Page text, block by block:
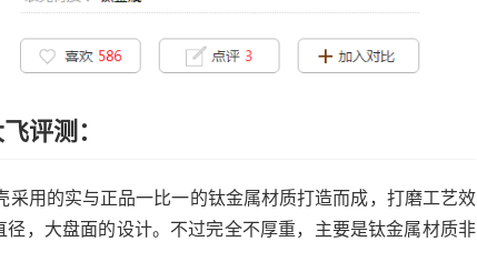
评测：
用的实与正品一比一的钛金属材质打造而成，打磨工艺效
，大盘面的设计。不过完全不厚重，主要是钛金属材质非